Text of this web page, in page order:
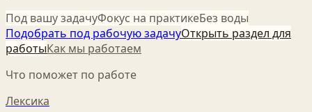
Под вашу задачуФокус на практикеБез воды
Подобрать под рабочую задачуОткрыть раздел для
работыКак мы работаем
Что поможет по работе
Лексика